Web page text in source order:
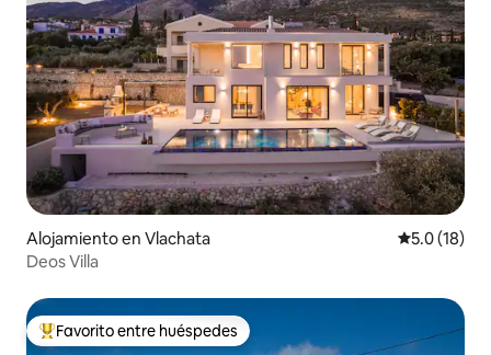
Alojamiento en Vlachata Calificación
5.0 (18)
Deos Villa
Favorito entre huéspedes preferido
Favorito entre huéspedes